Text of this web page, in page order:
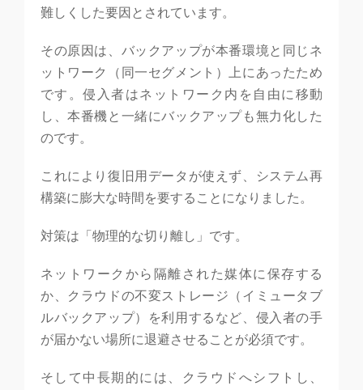
難しくした要因とされています。
その原因は、バックアップが本番環境と同じネ
ットワーク（同一セグメント）上にあったため
です。侵入者はネットワーク内を自由に移動
し、本番機と一緒にバックアップも無力化した
のです。
これにより復旧用データが使えず、システム再
構築に膨大な時間を要することになりました。
対策は「物理的な切り離し」です。
ネットワークから隔離された媒体に保存する
か、クラウドの不変ストレージ（イミュータブ
ルバックアップ）を利用するなど、侵入者の手
が届かない場所に退避させることが必須です。
そして中長期的には、クラウドへシフトし、